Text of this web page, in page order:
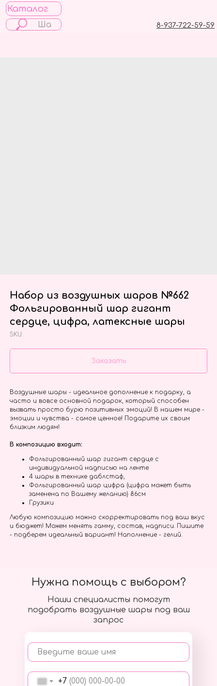
Каталог
8-937-722-59-59
Набор из воздушных шаров №662
Фольгированный шар гигант
сердце, цифра, латексные шары
SKU:
Заказать
Воздушные шары - идеальное дополнение к подарку, а
часто и вовсе основной подарок, который способен
вызвать просто бурю позитивных эмоций! В нашем мире -
эмоции и чувства - самое ценное! Подарите их своим
близким людям!
В композицию входит:
Фольгированный шар гигант сердце с
индивидуальной надписью на ленте
4 шары в технике даблстаф,
Фольгированный шар цифра (цифра может быть
заменена по Вашему желанию) 86см
Грузики
Любую композицию можно скорректировать под ваш вкус
и бюджет! Можем менять гамму, состав, надписи. Пишите
- подберем идеальный вариант! Наполнение - гелий.
Наши специалисты помогут
подобрать воздушные шары под ваш
запрос
Введите ваше имя
+7
Нужна помощь с выбором?